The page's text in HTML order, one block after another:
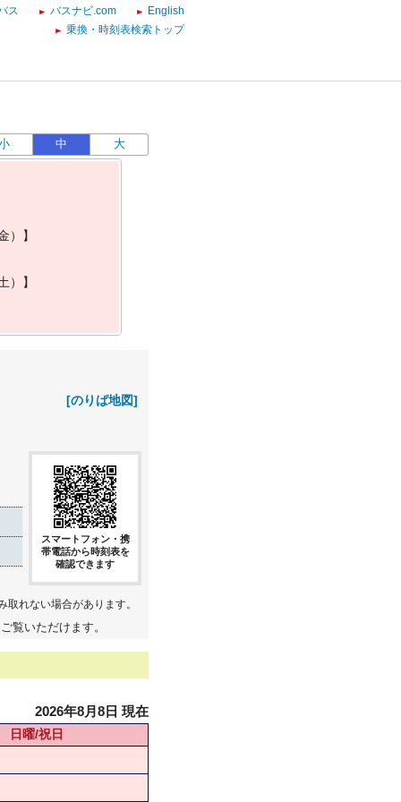
ス バスナビ.com
English
乗換・時刻表検索トップ
中 大
） 】
） 】
[のりば地図]
スマートフォン・携
帯電話から時刻表を
確認できます
れない場合があります。
覧いただけます。
2026年8月8日 現在
日曜/祝日